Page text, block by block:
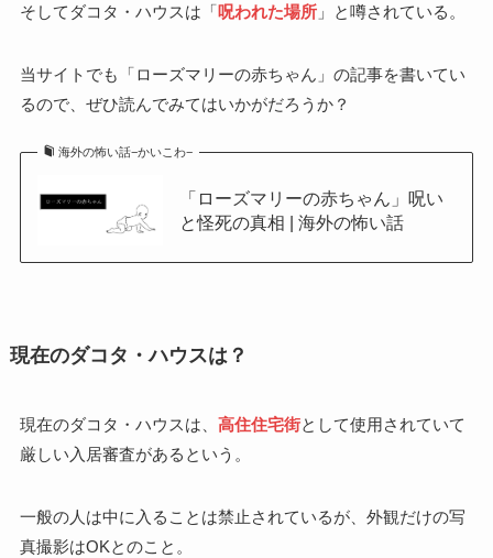
そしてダコタ・ハウスは「呪われた場所」と噂されている。
当サイトでも「ローズマリーの赤ちゃん」の記事を書いてい
るので、ぜひ読んでみてはいかがだろうか？
海外の怖い話−かいこわ−
「ローズマリーの赤ちゃん」呪い
と怪死の真相 | 海外の怖い話
現在のダコタ・ハウスは？
現在のダコタ・ハウスは、 高住住宅街として使用されていて
厳しい入居審査があるという。
一般の人は中に入ることは禁止されているが、外観だけの写
真撮影はOKとのこと。